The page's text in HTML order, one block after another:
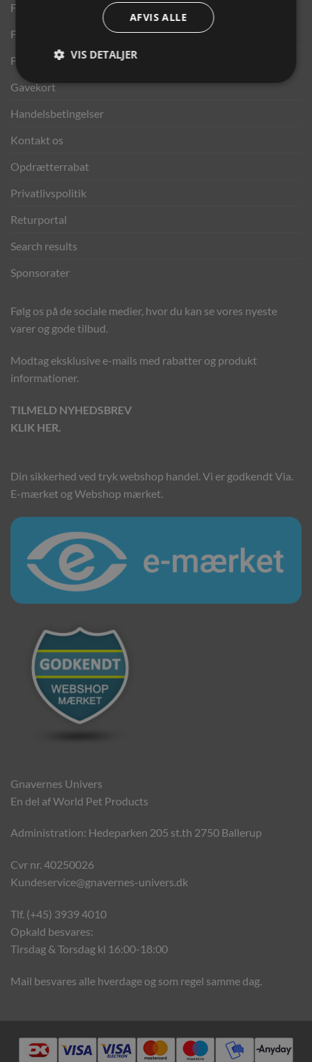
Finansering ANYDAY
Finansering Viabill
Fortrydelse og reklamationsret
Gavekort
Handelsbetingelser
Kontakt os
Opdrætterrabat
Privatlivspolitik
Returportal
Search results
Sponsorater
Følg os på de sociale medier, hvor du kan se vores nyeste
varer og gode tilbud.
Modtag eksklusive e-mails med rabatter og produkt
informationer.
TILMELD NYHEDSBREV
KLIK HER.
Din sikkerhed ved tryk webshop handel. Vi er godkendt Via.
E-mærket og Webshop mærket.
Gnavernes Univers
En del af World Pet Products
Administration: Hedeparken 205 st.th 2750 Ballerup
Cvr nr. 40250026
Kundeservice@gnavernes-univers.dk
Tlf. (+45) 3939 4010
Opkald besvares:
Tirsdag & Torsdag kl 16:00-18:00
Mail besvares alle hverdage og som regel samme dag.
AFVIS ALLE
VIS DETALJER